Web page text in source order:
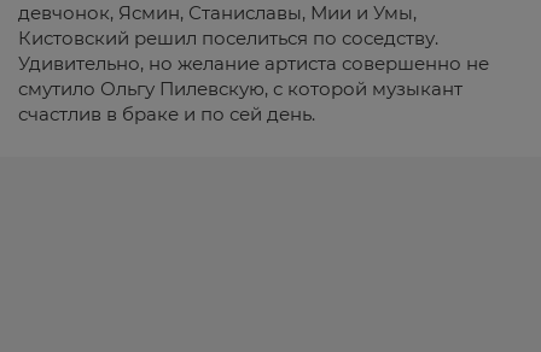
девчонок, Ясмин, Станиславы, Мии и Умы,
Кистовский решил поселиться по соседству.
Удивительно, но желание артиста совершенно не
смутило Ольгу Пилевскую, с которой музыкант
счастлив в браке и по сей день.